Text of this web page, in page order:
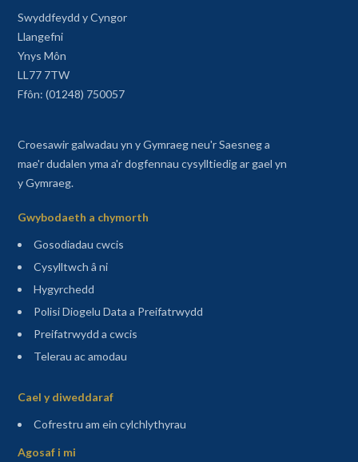
Swyddfeydd y Cyngor
Llangefni
Ynys Môn
LL77 7TW
Ffôn: (01248) 750057
Croesawir galwadau yn y Gymraeg neu'r Saesneg a
mae'r dudalen yma a'r dogfennau cysylltiedig ar gael yn
y Gymraeg.
Gwybodaeth a chymorth
Gosodiadau cwcis
Cysylltwch â ni
Hygyrchedd
Polisi Diogelu Data a Preifatrwydd
Preifatrwydd a cwcis
Telerau ac amodau
Cael y diweddaraf
Cofrestru am ein cylchlythyrau(agor mewn tab newydd)
Agosaf i mi